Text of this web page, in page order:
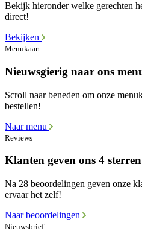
Bekijk hieronder welke gerechten
direct!
Bekijken
Menukaart
Nieuwsgierig naar ons
Scroll naar beneden om onze
bestellen!
Naar menu
Reviews
Klanten geven ons 4
Na 28 beoordelingen geven onze
ervaar het zelf!
Naar beoordelingen
Nieuwsbrief